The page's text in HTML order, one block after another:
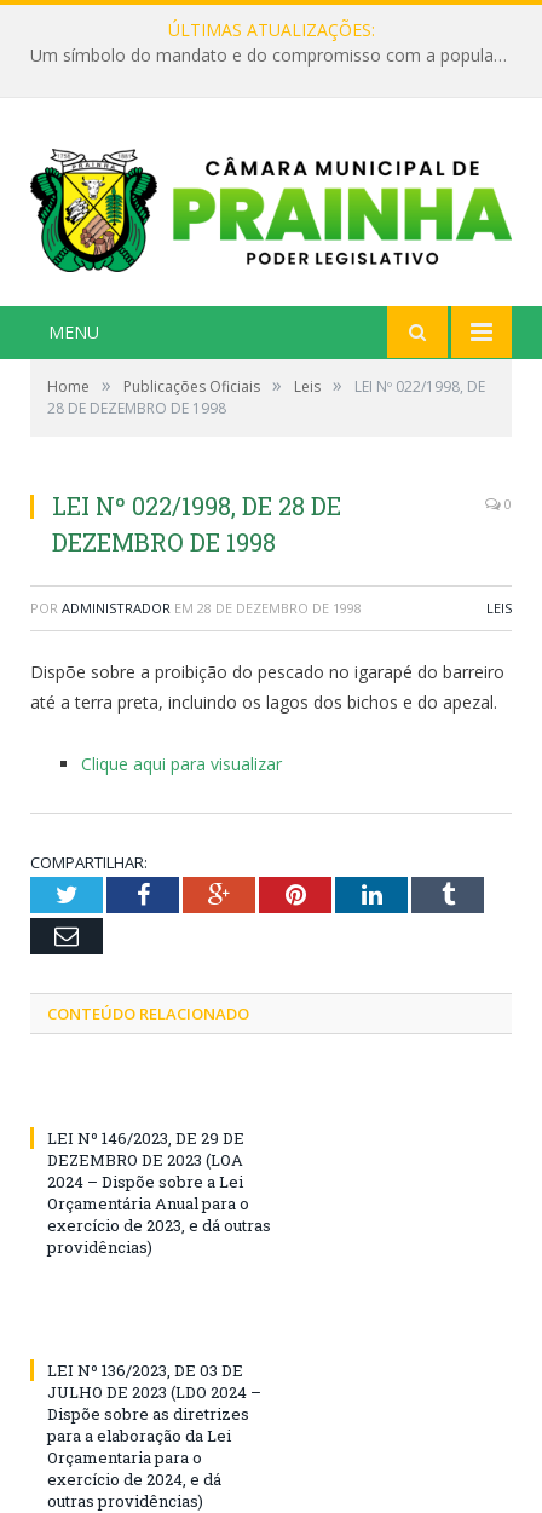
ÚLTIMAS ATUALIZAÇÕES:
Um símbolo do mandato e do compromisso com a população
MENU
Home » Publicações Oficiais » Leis »
LEI Nº 022/1998, DE
28 DE DEZEMBRO DE 1998
LEI Nº 022/1998, DE 28 DE
DEZEMBRO DE 1998
0
POR ADMINISTRADOR EM 28 DE DEZEMBRO DE 1998 LEIS
Dispõe sobre a proibição do pescado no igarapé do barreiro
até a terra preta, incluindo os lagos dos bichos e do apezal.
Clique aqui para visualizar
COMPARTILHAR:
TwitterFacebookGoogle+PinterestLinkedInTumblr
Email
CONTEÚDO RELACIONADO
LEI Nº 146/2023, DE 29 DE
DEZEMBRO DE 2023 (LOA
2024 – Dispõe sobre a Lei
Orçamentária Anual para o
exercício de 2023, e dá outras
providências)
LEI Nº 136/2023, DE 03 DE
JULHO DE 2023 (LDO 2024 –
Dispõe sobre as diretrizes
para a elaboração da Lei
Orçamentaria para o
exercício de 2024, e dá
outras providências)